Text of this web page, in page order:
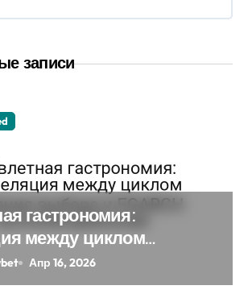
записи
гастрономия:
между циклом
и EGARCH
Апр 16, 2026